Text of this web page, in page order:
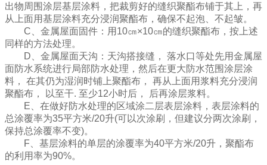
出物周围涂层基层涂料，把裁剪好的缝织聚酯布铺于其上，再
从上面用基层涂料充分浸润聚酯布，确保不起泡、不起皱。
C、金属屋面固件：用10㎝×10㎝的缝织聚酯布，按上述
同样的方法处理。
D、金属屋面天沟：天沟搭接缝， 落水口等处先用金属屋
面防水系统进行局部防水处理，然后在更大防水范围涂层涂
料， 在其仍为湿润时铺上聚酯布， 再从上面用浆料充分浸润
聚酯布， 以至干. 至少12小时后， 后再涂层浆料。
E、在做好防水处理的区域涂二层表层涂料，表层涂料的
总涂覆率为35平方米/20升(可以次涂刷，但建议分两次涂刷，
保持总涂覆率不变)。
F、基层涂料的单层的涂覆率为40平方米/20升，聚酯布
的利用率为90%。